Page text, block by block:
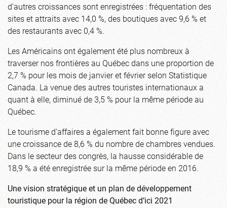
d’autres croissances sont enregistrées : fréquentation des
sites et attraits avec 14,0 %, des boutiques avec 9,6 % et
des restaurants avec 0,4 %.
Les Américains ont également été plus nombreux à
traverser nos frontières au Québec dans une proportion de
2,7 % pour les mois de janvier et février selon Statistique
Canada. La venue des autres touristes internationaux a
quant à elle, diminué de 3,5 % pour la même période au
Québec.
Le tourisme d’affaires a également fait bonne figure avec
une croissance de 8,6 % du nombre de chambres vendues.
Dans le secteur des congrès, la hausse considérable de
18,9 % a été enregistrée sur la même période en 2016.
Une vision stratégique et un plan de développement
touristique pour la région de Québec d’ici 2021